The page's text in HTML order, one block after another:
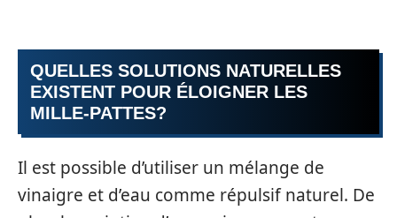
QUELLES SOLUTIONS NATURELLES
EXISTENT POUR ÉLOIGNER LES
MILLE-PATTES?
Il est possible d’utiliser un mélange de
vinaigre et d’eau comme répulsif naturel. De